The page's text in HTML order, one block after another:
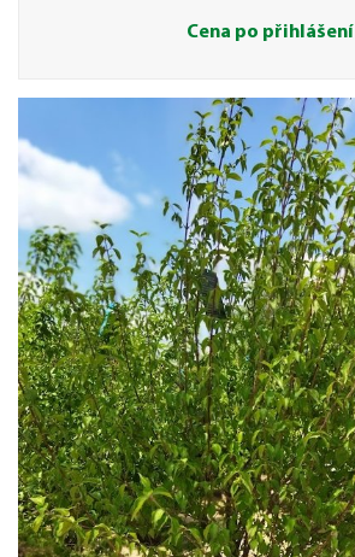
Cena po přihlášení